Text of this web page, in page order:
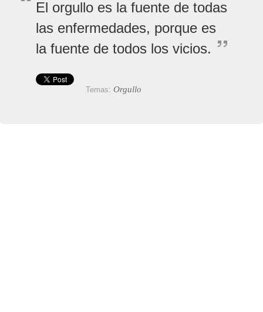
El orgullo es la fuente de todas
las enfermedades, porque es
la fuente de todos los vicios.
Temas: Orgullo